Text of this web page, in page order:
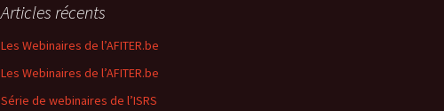
Articles récents
Les Webinaires de l’AFITER.be
Les Webinaires de l’AFITER.be
Série de webinaires de l’ISRS